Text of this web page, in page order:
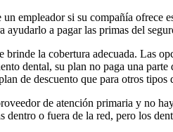
un empleador si su compañía
ayudarlo a pagar las primas del
brinde la cobertura adecuada. Las
dental, su plan no paga una
de descuento que para otros
de atención primaria y no
o fuera de la red, pero los